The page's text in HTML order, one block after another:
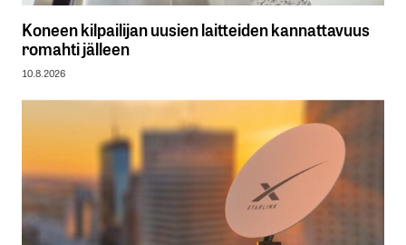
Koneen kilpailijan uusien laitteiden kannattavuus
romahti jälleen
10.8.2026